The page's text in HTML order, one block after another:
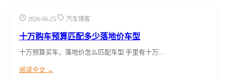
2026-06-25 汽车博客
十万购车预算匹配多少落地价车型
十万预算买车，落地价怎么匹配车型 手里有十万…
阅读全文 →